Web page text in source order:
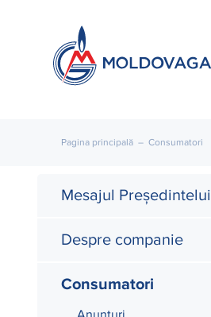
Pagina principală – Consumatori
Mesajul Președintelui
Despre companie
Consumatori